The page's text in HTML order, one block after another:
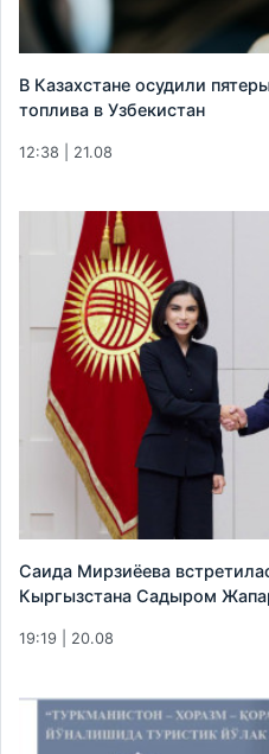
В Казахстане осудили
топлива в Узбекистан
12:38 | 21.08
Саида Мирзиёева
Кыргызстана Садыром
19:19 | 20.08